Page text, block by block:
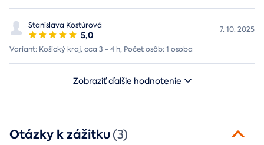
Stanislava Kostúrová
5,0 7. 10. 2025
Variant: Košický kraj, cca 3 - 4 h, Počet osôb: 1 osoba
Zobraziť ďalšie hodnotenie
Otázky k zážitku(3)